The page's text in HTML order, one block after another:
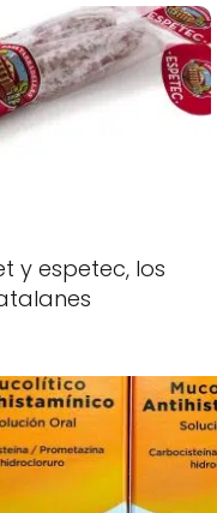
y espetec, los